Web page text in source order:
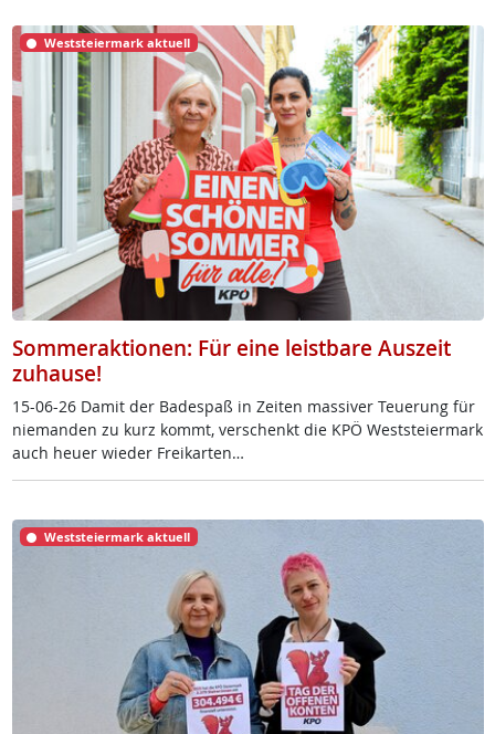
Weststeiermark aktuell
Sommeraktionen: Für eine leistbare Auszeit
zuhause!
15-06-26 Da­mit der Ba­de­spaß in Zei­ten mas­si­ver Teue­rung für
nie­man­den zu kurz kommt, ver­schenkt die KPÖ West­s­tei­er­mark
auch heu­er wie­der Frei­k­ar­ten…
Weststeiermark aktuell